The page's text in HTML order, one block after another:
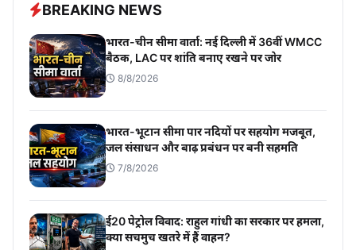
BREAKING NEWS
भारत-चीन सीमा वार्ता: नई दिल्ली में 36वीं WMCC
बैठक, LAC पर शांति बनाए रखने पर जोर
8/8/2026
भारत-भूटान सीमा पार नदियों पर सहयोग मजबूत,
जल संसाधन और बाढ़ प्रबंधन पर बनी सहमति
7/8/2026
ई20 पेट्रोल विवाद: राहुल गांधी का सरकार पर हमला,
क्या सचमुच खतरे में हैं वाहन?